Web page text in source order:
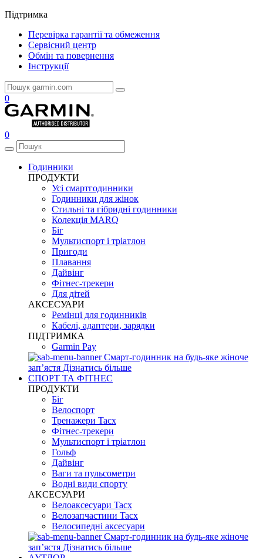
Підтримка
Перевірка гарантії та обмеження
Сервісний центр
Обмін та повернення
Інструкції
0
0
Годинники
ПРОДУКТИ
Усі смартгодинники
Годинники для жінок
Стильні та гібридні годинники
Колекція MARQ
Біг
Мультиспорт і тріатлон
Пригоди
Плавання
Дайвінг
Фітнес-трекери
Для дітей
АКСЕСУАРИ
Ремінці для годинників
Кабелі, адаптери, зарядки
ПІДТРИМКА
Garmin Pay
Смарт-годинник на будь-яке жіноче
запʼястя Дізнатись більше
СПОРТ ТА ФІТНЕС
ПРОДУКТИ
Біг
Велоспорт
Тренажери Tacx
Фітнес-трекери
Мультиспорт і тріатлон
Гольф
Дайвінг
Ваги та пульсометри
Водні види спорту
AKCЕСУАРИ
Велоаксесуари Tacx
Велозапчастини Tacx
Велосипедні аксесуари
Смарт-годинник на будь-яке жіноче
запʼястя Дізнатись більше